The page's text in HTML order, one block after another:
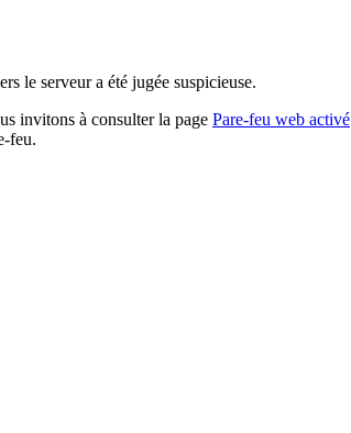
le serveur a été jugée suspicieuse.
invitons à consulter la page Pare-feu web activé
feu.